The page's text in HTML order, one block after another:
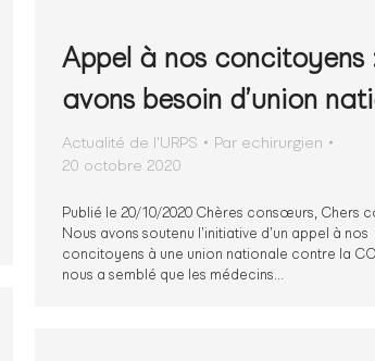
Appel à nos concitoyens
avons besoin d’union
Actualité de l'URPS Par echirurgien
20 octobre 2020
Publié le 20/10/2020 Chères consœurs, Chers
Nous avons soutenu l’initiative d’un appel à nos
concitoyens à une union nationale contre la
nous a semblé que les médecins…